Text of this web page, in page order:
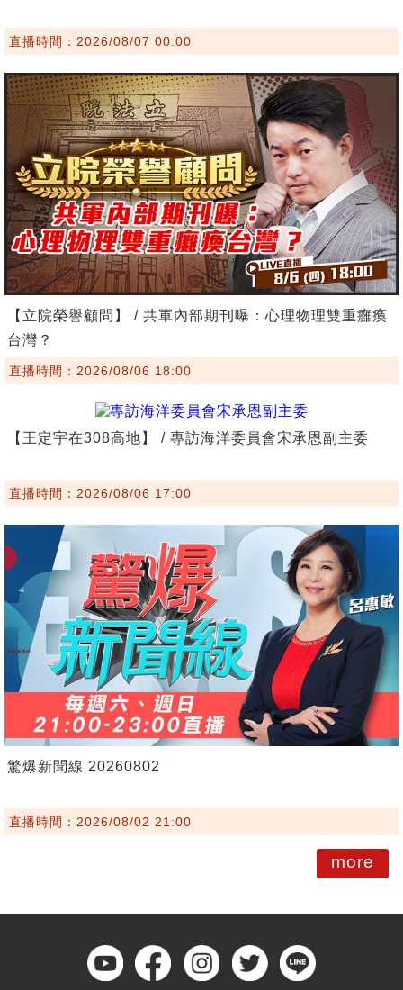
直播時間：2026/08/07 00:00
【立院榮譽顧問】 / 共軍內部期刊曝：心理物理雙重癱瘓
台灣？
直播時間：2026/08/06 18:00
【王定宇在308高地】 / 專訪海洋委員會宋承恩副主委
直播時間：2026/08/06 17:00
驚爆新聞線 20260802
直播時間：2026/08/02 21:00
more